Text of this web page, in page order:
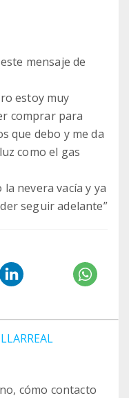
mensaje de
estoy muy
comprar para
que debo y me da
como el gas
nevera vacía y ya
seguir adelante”
cómo contacto